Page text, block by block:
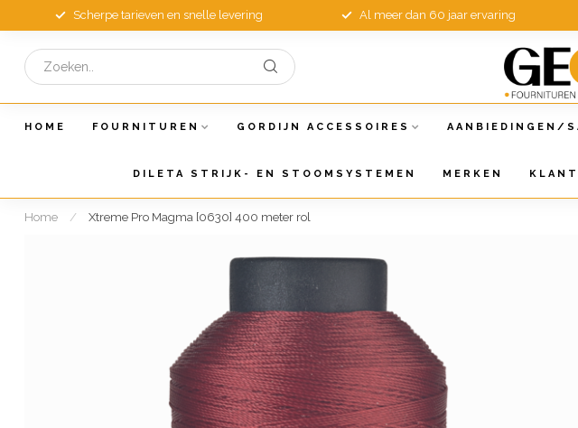
Scherpe tarieven en snelle levering Al meer dan 60 jaar ervaring
HOME FOURNITUREN GORDIJN ACCESSOIRES AANBIEDINGEN/
DILETA STRIJK- EN STOOMSYSTEMEN MERKEN
Home / Xtreme Pro Magma [0630] 400 meter rol